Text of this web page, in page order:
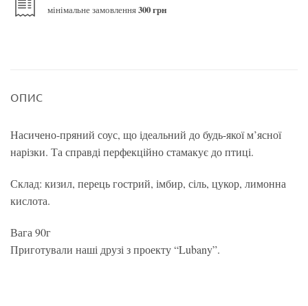
мінімальне замовлення300 грн
ОПИС
Насичено-пряний соус, що ідеальний до будь-якої м’ясної
нарізки. Та справді перфекційно стамакує до птиці.
Склад: кизил, перець гострий, імбир, сіль, цукор, лимонна
кислота.
Вага 90г
Приготували наші друзі з проекту “Lubany”.